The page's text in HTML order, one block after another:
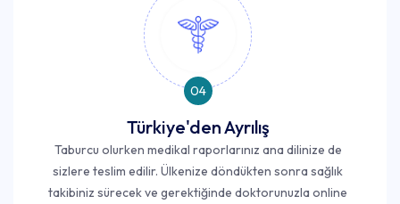
04
Türkiye'den Ayrılış
Taburcu olurken medikal raporlarınız ana dilinize de
sizlere teslim edilir. Ülkenize döndükten sonra sağlık
takibiniz sürecek ve gerektiğinde doktorunuzla online